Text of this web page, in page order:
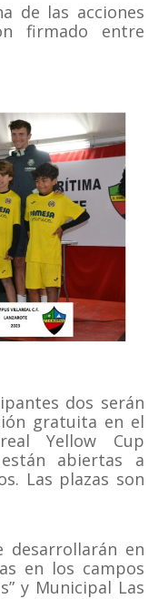
de las acciones
firmado entre
dos serán
gratuita en el
Yellow Cup
abiertas a
Las plazas son
desarrollarán en
en los campos
y Municipal Las